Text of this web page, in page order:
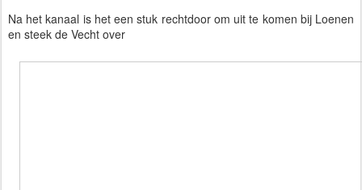
Na het kanaal is het een stuk rechtdoor om uit te komen bij Loenen
en steek de Vecht over